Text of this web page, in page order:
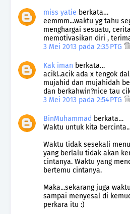
miss yatie berkata…
eemmm...waktu yg tahu
menghargai sesuatu,
memotivasikan diri ,
3 Mei 2013 pada 2:35 PTG
Kak iman berkata…
acik!..acik ada x tengok
mujahid dan mujahidah
dan berkahwin?nice tau
3 Mei 2013 pada 2:54 PTG
BinMuhammad berkata…
Waktu untuk kita
Waktu tidak sesekali
yang berlalu tidak akan
cintanya. Waktu yang
bertemu cintanya.
Maka...sekarang juga
sampai menyesal di
perkara itu :)